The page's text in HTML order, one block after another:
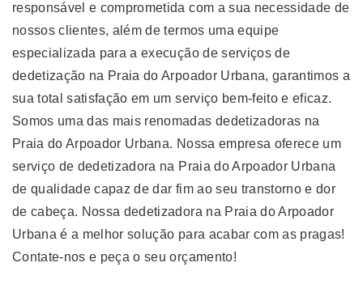
responsável e comprometida com a sua necessidade de
nossos clientes, além de termos uma equipe
especializada para a execução de serviços de
dedetização na Praia do Arpoador Urbana, garantimos a
sua total satisfação em um serviço bem-feito e eficaz.
Somos uma das mais renomadas dedetizadoras na
Praia do Arpoador Urbana. Nossa empresa oferece um
serviço de dedetizadora na Praia do Arpoador Urbana
de qualidade capaz de dar fim ao seu transtorno e dor
de cabeça. Nossa dedetizadora na Praia do Arpoador
Urbana é a melhor solução para acabar com as pragas!
Contate-nos e peça o seu orçamento!